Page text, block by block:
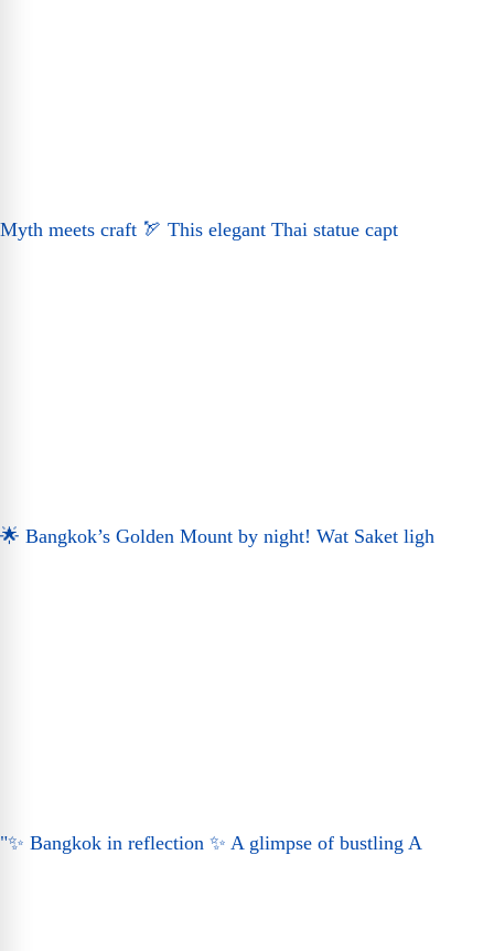
Myth meets craft 🏹 This elegant Thai statue capt
🌟 Bangkok’s Golden Mount by night! Wat Saket ligh
"✨ Bangkok in reflection ✨ A glimpse of bustling A